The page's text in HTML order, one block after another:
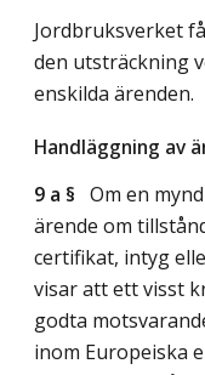
Jordbruksverket
den utsträckning
enskilda ärenden.
Handläggning av
9 a § Om en
ärende om
certifikat, intyg
visar att ett visst
godta
inom Europeiska